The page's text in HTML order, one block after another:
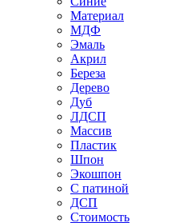
Материал
МДФ
Эмаль
Акрил
Береза
Дерево
Дуб
ЛДСП
Массив
Пластик
Шпон
Экошпон
С патиной
ДСП
Стоимость